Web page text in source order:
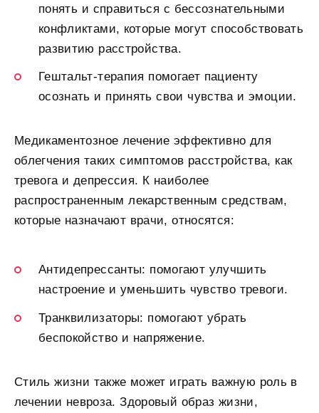
понять и справиться с бессознательными
конфликтами, которые могут способствовать
развитию расстройства.
Гештальт-терапия помогает пациенту
осознать и принять свои чувства и эмоции.
Медикаментозное лечение эффективно для
облегчения таких симптомов расстройства, как
тревога и депрессия. К наиболее
распространенным лекарственным средствам,
которые назначают врачи, относятся:
Антидепрессанты: помогают улучшить
настроение и уменьшить чувство тревоги.
Транквилизаторы: помогают убрать
беспокойство и напряжение.
Стиль жизни также может играть важную роль в
лечении невроза. Здоровый образ жизни,